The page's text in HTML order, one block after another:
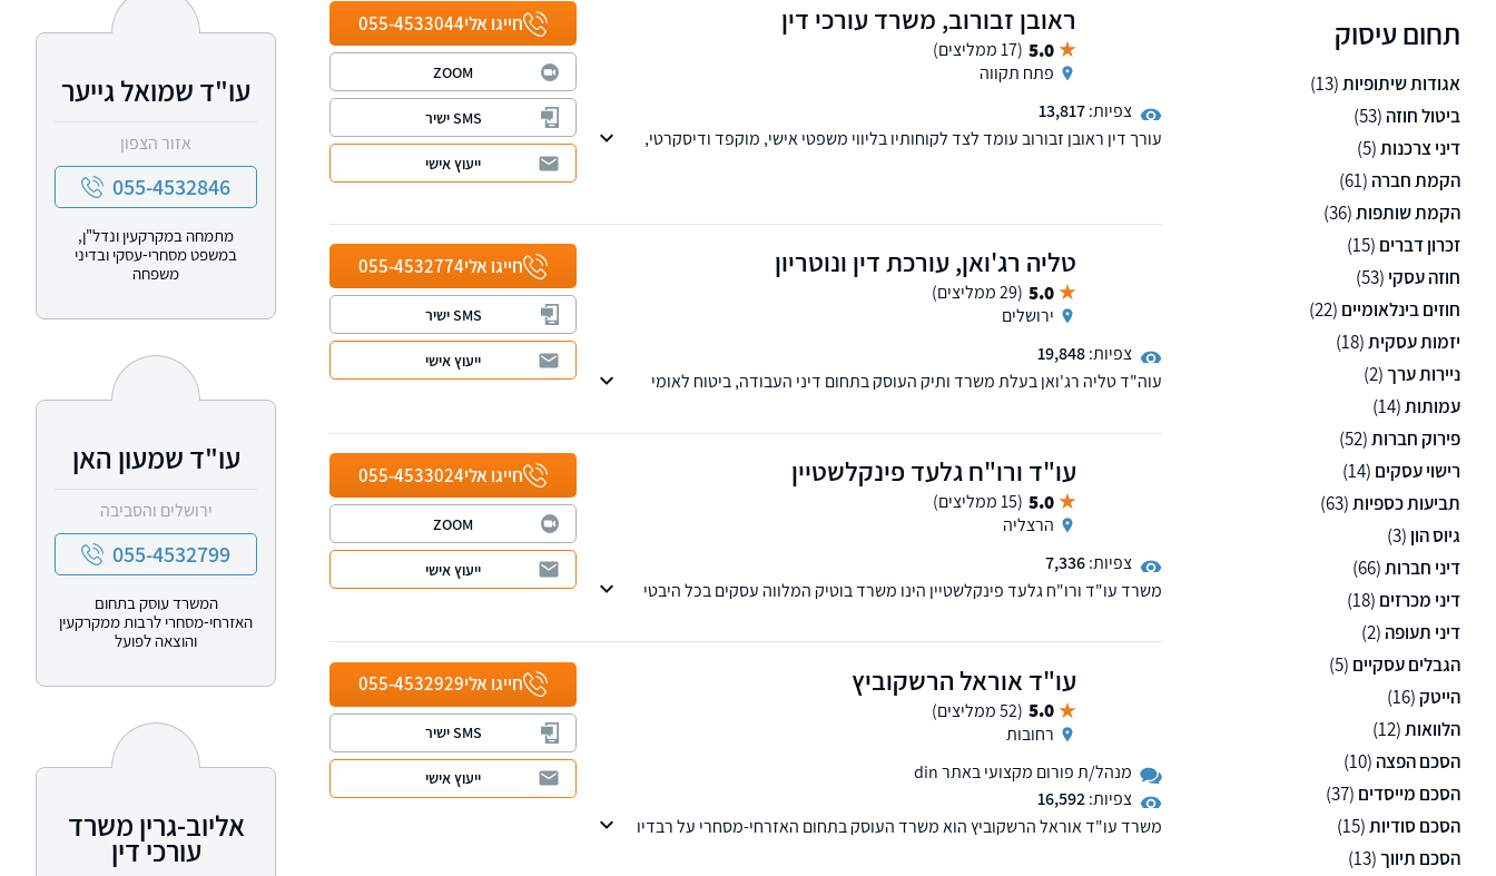
תחום עיסוק
אגודות שיתופיות(13)
ביטול חוזה (53)
דיני צרכנות(5)
הקמת חברה (61)
הקמת שותפות(36)
זכרון דברים (15)
חוזה עסקי (53)
חוזים בינלאומיים (22)
יזמות עסקית(18)
ניירות ערך(2)
עמותות(14)
פירוק חברות(52)
רישוי עסקים (14)
תביעות כספיות(63)
גיוס הון (3)
דיני חברות(66)
דיני מכרזים (18)
דיני תעופה (2)
הגבלים עסקיים (5)
הייטק(16)
הלוואות(12)
הסכם הפצה (10)
הסכם מייסדים (37)
הסכם סודיות(15)
הסכם תיווך(13)
ראובן זבורוב, משרד עורכי דין
5.0 (17 ממליצים)
פתח תקווה
צפיות:13,817
עורך דין ראובן זבורוב עומד לצד לקוחותיו בליווי משפטי אישי, מוקפד ודיסקרטי,
חייגו אלי055-4533044
ZOOM
SMS ישיר
ייעוץ אישי
טליה רג'ואן, עורכת דין ונוטריון
5.0 (29 ממליצים)
ירושלים
צפיות:19,848
עוה"ד טליה רג'ואן בעלת משרד ותיק העוסק בתחום דיני העבודה, ביטוח לאומי
חייגו אלי055-4532774
SMS ישיר
ייעוץ אישי
עו"ד ורו"ח גלעד פינקלשטיין
5.0 (15 ממליצים)
הרצליה
צפיות:7,336
משרד עו"ד ורו"ח גלעד פינקלשטיין הינו משרד בוטיק המלווה עסקים בכל היבטי
חייגו אלי055-4533024
ZOOM
ייעוץ אישי
עו"ד אוראל הרשקוביץ
5.0 (52 ממליצים)
רחובות
מנהל/ת פורום מקצועי באתר din
צפיות:16,592
משרד עו"ד אוראל הרשקוביץ הוא משרד העוסק בתחום האזרחי-מסחרי על רבדיו
חייגו אלי055-4532929
SMS ישיר
ייעוץ אישי
עו"ד שמואל גייער
אזור הצפון
055-4532846
מתמחה במקרקעין ונדל"ן,
במשפט מסחרי-עסקי ובדיני
משפחה
עו"ד שמעון האן
ירושלים והסביבה
055-4532799
המשרד עוסק בתחום
האזרחי-מסחרי לרבות ממקרקעין
והוצאה לפועל
אליוב-גרין משרד
עורכי דין